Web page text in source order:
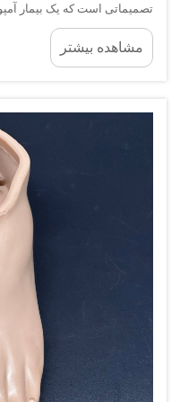
تصمیماتی است که یک بیمار
می‌کنند. برخلاف سطوح صاف و
تنظیمات ریز مداومی در مچ پا
مشاهده بیشتر